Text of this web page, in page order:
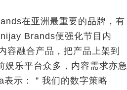
在亚洲最重要的品牌，有
Brands便强化节目内
容融合产品，把产品上架到
乐平台众多，内容需求亦急
示：＂我们的数字策略